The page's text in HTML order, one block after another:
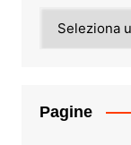
Pagine